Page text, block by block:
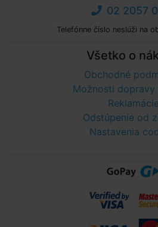
02 2057
Telefónne číslo neslúži na
Všetko o
Obchodné
Možnosti dopravy
Odstúpenie od
Nastavenia